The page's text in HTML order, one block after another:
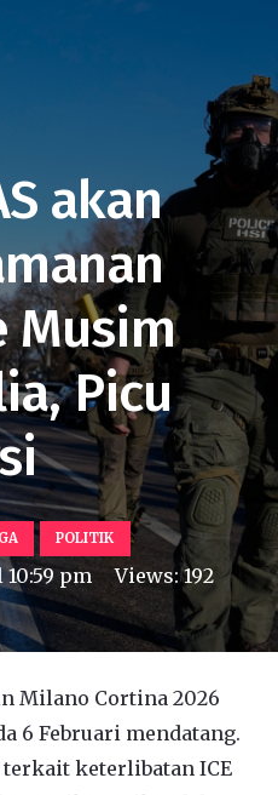
akan
Musim
Picu
POLITIK
pm Views:192
Milano Cortina 2026
6 Februari mendatang.
keterlibatan ICE